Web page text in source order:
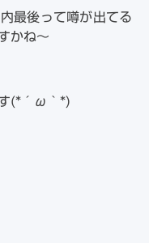
最後って噂が出てる
かね～
す(*´ω｀*)